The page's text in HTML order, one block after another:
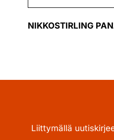
NIKKOSTIRLING
Liittymällä